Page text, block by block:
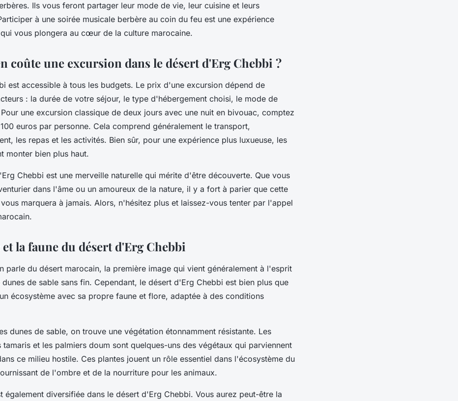
Ils vous feront partager leur mode de vie, leur cuisine et leurs
à une soirée musicale berbère au coin du feu est une expérience
vous plongera au cœur de la culture marocaine.
coûte une excursion dans le désert d'Erg Chebbi ?
est accessible à tous les budgets. Le prix d'une excursion dépend de
: la durée de votre séjour, le type d'hébergement choisi, le mode de
une excursion classique de deux jours avec une nuit en bivouac, comptez
euros par personne. Cela comprend généralement le transport,
les repas et les activités. Bien sûr, pour une expérience plus luxueuse, les
monter bien plus haut.
Chebbi est une merveille naturelle qui mérite d'être découverte. Que vous
dans l'âme ou un amoureux de la nature, il y a fort à parier que cette
marquera à jamais. Alors, n'hésitez plus et laissez-vous tenter par l'appel
la faune du désert d'Erg Chebbi
parle du désert marocain, la première image qui vient généralement à l'esprit
de sable sans fin. Cependant, le désert d'Erg Chebbi est bien plus que
écosystème avec sa propre faune et flore, adaptée à des conditions
dunes de sable, on trouve une végétation étonnamment résistante. Les
tamaris et les palmiers doum sont quelques-uns des végétaux qui parviennent
ce milieu hostile. Ces plantes jouent un rôle essentiel dans l'écosystème du
de l'ombre et de la nourriture pour les animaux.
également diversifiée dans le désert d'Erg Chebbi. Vous aurez peut-être la